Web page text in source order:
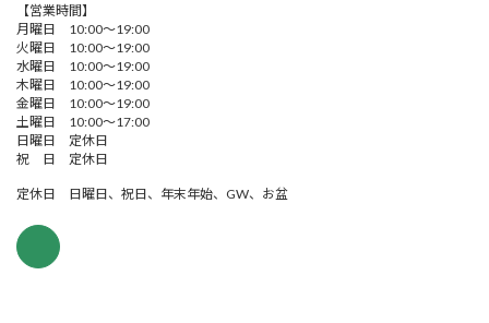
【営業時間】
月曜日 10:00～19:00
火曜日 10:00～19:00
水曜日 10:00～19:00
木曜日 10:00～19:00
金曜日 10:00～19:00
土曜日 10:00～17:00
日曜日 定休日
祝 日 定休日
定休日 日曜日、祝日、年末年始、GW、お盆